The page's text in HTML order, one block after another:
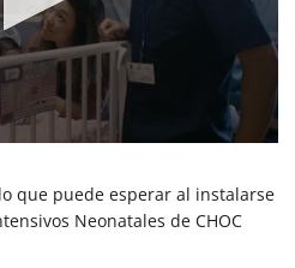
que puede esperar al instalarse
Neonatales de CHOC